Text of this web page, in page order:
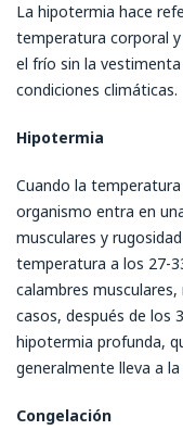
La hipotermia hace
temperatura corporal
el frío sin la
condiciones climáticas.
Hipotermia
Cuando la
organismo entra en
musculares y
temperatura a los 27-
calambres
casos, después de los
hipotermia profunda,
generalmente lleva a
Congelación